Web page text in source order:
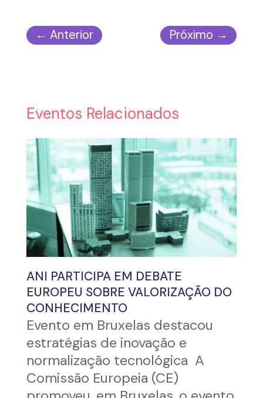
← Anterior Próximo →
Eventos Relacionados
ANI PARTICIPA EM DEBATE
EUROPEU SOBRE VALORIZAÇÃO DO
CONHECIMENTO
Evento em Bruxelas destacou
estratégias de inovação e
normalização tecnológica A
Comissão Europeia (CE)